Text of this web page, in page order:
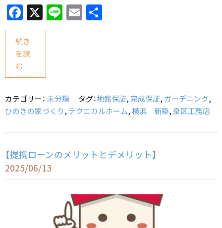
F
a
c
e
b
o
o
X Li
n
E
m
続き
を読
む
カテゴリー： 未分類 タグ：地盤保証,完成保証, ガーデニング,
ひのきの家づくり, テクニカルホーム,横浜 新築,泉区工務店
【提携ローンのメリットとデメリット】
2025/06/13